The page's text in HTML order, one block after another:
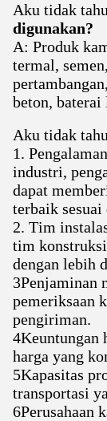
Aku tidak
digunakan?
A: Produk
termal,
beton,
Aku tidak
1.
industri,
dapat
terbaik sesuai
2. Tim
tim
dengan lebih
3Penjaminan
pemeriksaan
pengiriman.
4Keuntungan
harga yang
5Kapasitas
transportasi
6Perusahaan